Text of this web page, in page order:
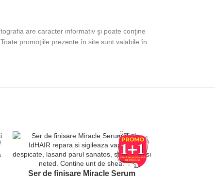
are caracter informativ şi poate conţine
promoţiile prezente în site sunt valabile în
Ser de finisare Miracle Serum